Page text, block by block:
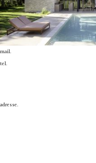
mail.
tel.
adresse.